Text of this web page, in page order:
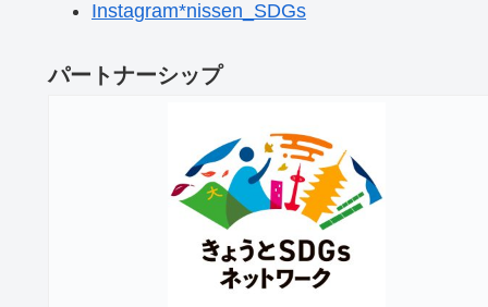
Instagram*nissen_SDGs
パートナーシップ